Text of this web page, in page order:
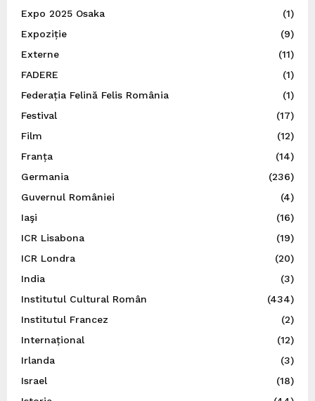
Expo 2025 Osaka
(1)
Expoziție
(9)
Externe
(11)
FADERE
(1)
Federația Felină Felis România
(1)
Festival
(17)
Film
(12)
Franța
(14)
Germania
(236)
Guvernul României
(4)
Iaşi
(16)
ICR Lisabona
(19)
ICR Londra
(20)
India
(3)
Institutul Cultural Român
(434)
Institutul Francez
(2)
Internațional
(12)
Irlanda
(3)
Israel
(18)